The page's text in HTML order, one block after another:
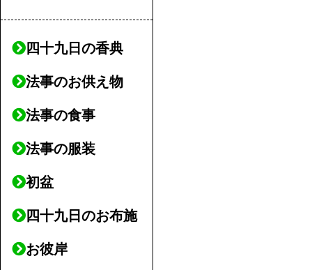
四十九日の香典
法事のお供え物
法事の食事
法事の服装
初盆
四十九日のお布施
お彼岸